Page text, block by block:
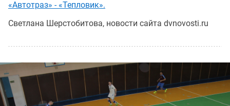
«Автотраз» - «Тепловик».
Светлана Шерстобитова, новости сайта dvnovosti.ru